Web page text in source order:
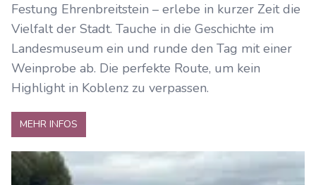
Festung Ehrenbreitstein – erlebe in kurzer Zeit die
Vielfalt der Stadt. Tauche in die Geschichte im
Landesmuseum ein und runde den Tag mit einer
Weinprobe ab. Die perfekte Route, um kein
Highlight in Koblenz zu verpassen.
MEHR INFOS